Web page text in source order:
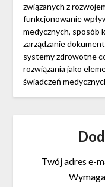
związanych z
funkcjonowanie
medycznych, sposób
zarządzanie
systemy zdrowotne
rozwiązania jako
świadczeń
Twój adres e-